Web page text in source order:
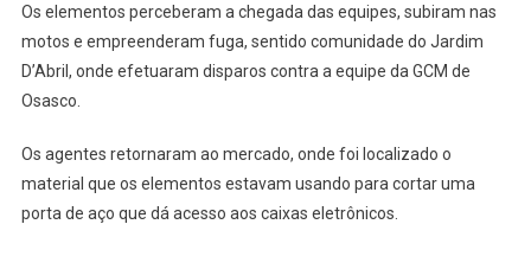
Os elementos perceberam a chegada das equipes, subiram nas
motos e empreenderam fuga, sentido comunidade do Jardim
D’Abril, onde efetuaram disparos contra a equipe da GCM de
Osasco.
Os agentes retornaram ao mercado, onde foi localizado o
material que os elementos estavam usando para cortar uma
porta de aço que dá acesso aos caixas eletrônicos.